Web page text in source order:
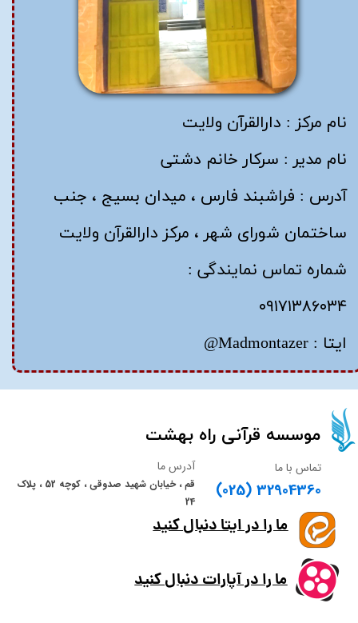
نام مرکز : دارالقرآن ولایت
نام مدیر : سرکار خانم دشتی
آدرس : فراشبند فارس ، میدان بسیج ، جنب
ساختمان شورای شهر ، مرکز دارالقرآن ولایت
شماره تماس نمایندگی :
۰۹۱۷۱۳۸۶۰۳۴
ایتا : Madmontazer@
​​​​موسسه قرآنی راه بهشت​​​​​​​
تماس با ما
(025) 32904360
آدرس ما
قم ، خیابان شهید صدوقی ، کوچه 52 ، پلاک
24
ما را در آپارات دنبال کنید
ما را در ایتا دنبال کنید